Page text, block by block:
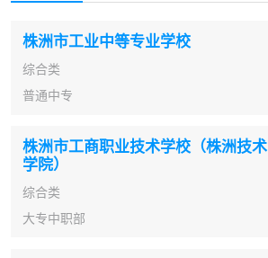
株洲市工业中等专业学校
综合类
普通中专
株洲市工商职业技术学校（株洲技术
学院）
综合类
大专中职部